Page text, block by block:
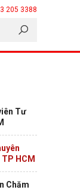
205 3388
Tư
HCM
Chăm